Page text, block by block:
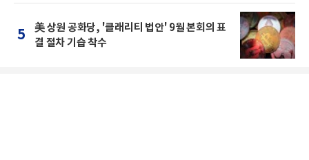
5
美 상원 공화당, '클래리티 법안' 9월 본회의 표
결 절차 기습 착수